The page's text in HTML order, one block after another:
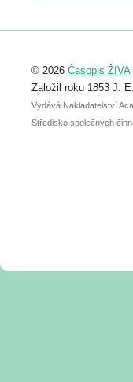
Registrovat se
abstraktu
posteru je už 30.
© 2026 Časopis ŽIVA
Založil roku 1853 J.
Vydává Nakladatelství
Středisko společných